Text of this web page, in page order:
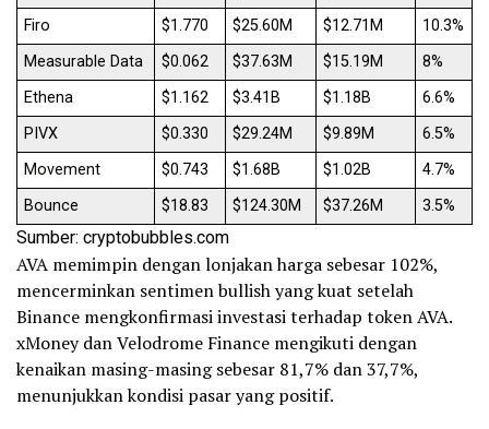
Firo
$1.770 $25.60M $12.71M
10.3%
Measurable Data
$0.062 $37.63M $15.19M
8%
Ethena
$1.162 $3.41B $1.18B
6.6%
PIVX
$0.330 $29.24M $9.89M
6.5%
Movement
$0.743 $1.68B $1.02B
4.7%
Bounce
$18.83 $124.30M $37.26M 3.5%
Sumber: cryptobubbles.com
AVA memimpin dengan lonjakan harga sebesar 102%,
mencerminkan sentimen bullish yang kuat setelah
Binance mengkonfirmasi investasi terhadap token AVA.
xMoney dan Velodrome Finance mengikuti dengan
kenaikan masing-masing sebesar 81,7% dan 37,7%,
menunjukkan kondisi pasar yang positif.